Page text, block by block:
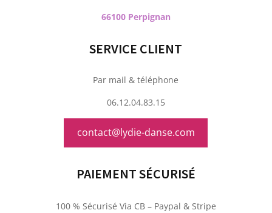
66100 Perpignan
SERVICE CLIENT
Par mail & téléphone
06.12.04.83.15
contact@lydie-danse.com
PAIEMENT SÉCURISÉ
100 % Sécurisé Via CB – Paypal & Stripe